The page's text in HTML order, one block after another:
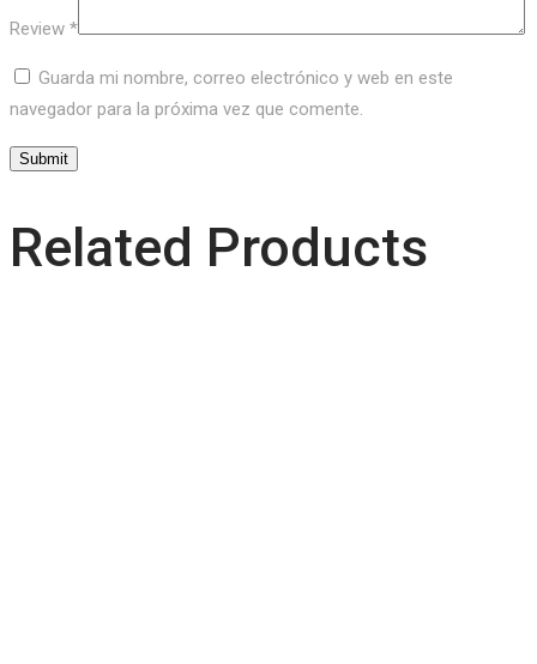
Review *
Guarda mi nombre, correo electrónico y web en este
navegador para la próxima vez que comente.
Related Products